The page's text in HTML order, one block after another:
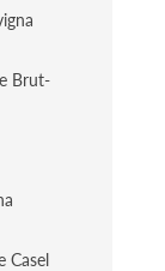
Brut-
Casel